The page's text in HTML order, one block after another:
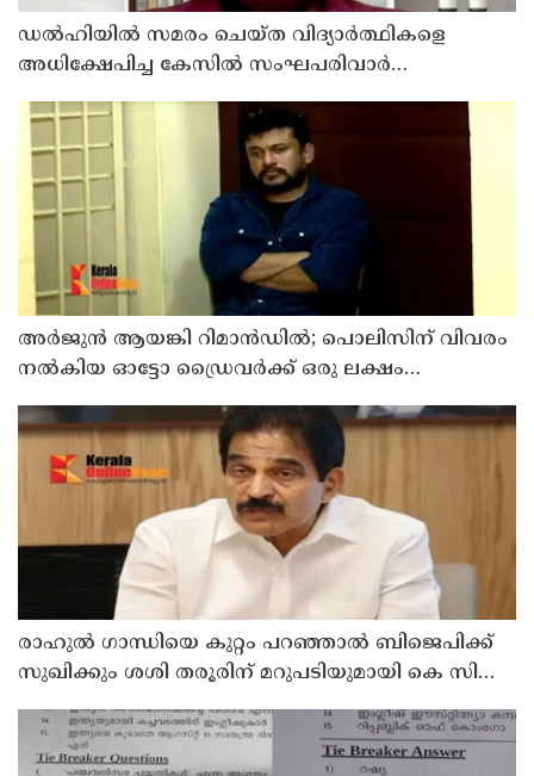
ഡൽഹിയിൽ സമരം ചെയ്ത വിദ്യാർത്ഥികളെ
അധിക്ഷേപിച്ച കേസില്‍ സംഘപരിവാർ
അര്‍ജുന്‍ ആയങ്കി റിമാന്‍ഡില്‍; പൊലിസിന് വിവരം
നൽകിയ ഓട്ടോ ഡ്രൈവർക്ക് ഒരു ലക്ഷം
രാഹുല്‍ ഗാന്ധിയെ കുറ്റം പറഞ്ഞാല്‍ ബിജെപിക്ക്
സുഖിക്കും ശശി തരൂരിന് മറുപടിയുമായി കെ സി